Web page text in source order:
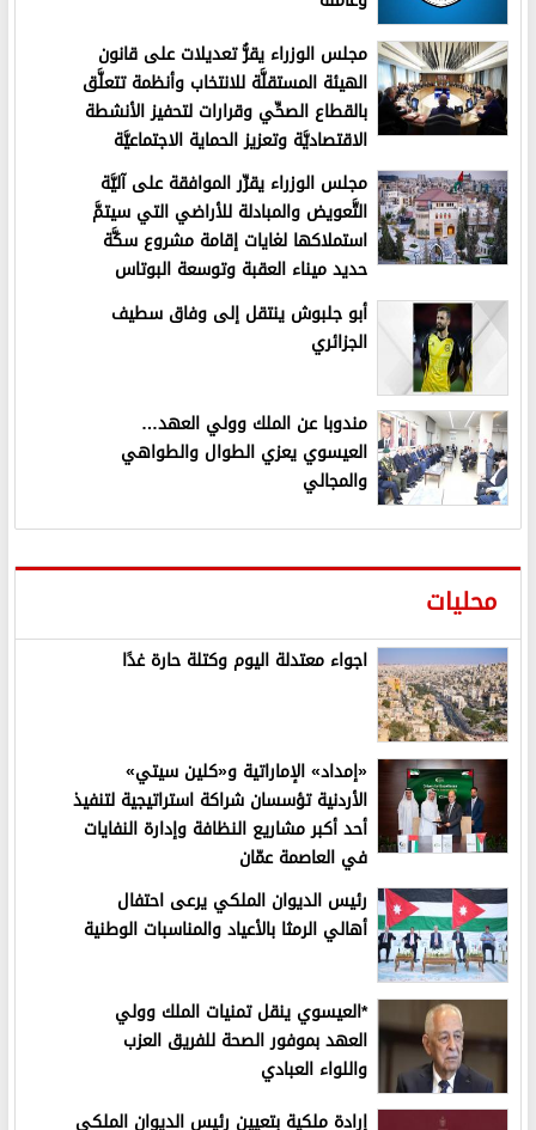
مجلس الوزراء يقرُّ تعديلات على قانون
الهيئة المستقلَّة للانتخاب وأنظمة تتعلَّق
بالقطاع الصحِّي وقرارات لتحفيز الأنشطة
الاقتصاديَّة وتعزيز الحماية الاجتماعيَّة
مجلس الوزراء يقرِّر الموافقة على آليَّة
التَّعويض والمبادلة للأراضي التي سيتمَّ
استملاكها لغايات إقامة مشروع سكَّة
حديد ميناء العقبة وتوسعة البوتاس
أبو جلبوش ينتقل إلى وفاق سطيف
الجزائري
مندوبا عن الملك وولي العهد…
العيسوي يعزي الطوال والطواهي
والمجالي
محليات
اجواء معتدلة اليوم وكتلة حارة غدًا
«إمداد» الإماراتية و«كلين سيتي»
الأردنية تؤسسان شراكة استراتيجية لتنفيذ
أحد أكبر مشاريع النظافة وإدارة النفايات
في العاصمة عمّان
رئيس الديوان الملكي يرعى احتفال
أهالي الرمثا بالأعياد والمناسبات الوطنية
*العيسوي ينقل تمنيات الملك وولي
العهد بموفور الصحة للفريق العزب
واللواء العبادي
إرادة ملكية بتعيين رئيس الديوان الملكي